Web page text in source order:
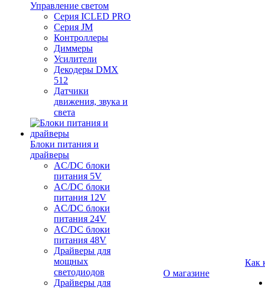
Управление светом
Серия ICLED PRO
Серия JM
Контроллеры
Диммеры
Усилители
Декодеры DMX
512
Датчики
движения, звука и
света
Блоки питания и
драйверы
AC/DC блоки
питания 5V
AC/DC блоки
питания 12V
AC/DC блоки
питания 24V
AC/DC блоки
питания 48V
Драйверы для
мощных
светодиодов
Драйверы для
О магазине
Как